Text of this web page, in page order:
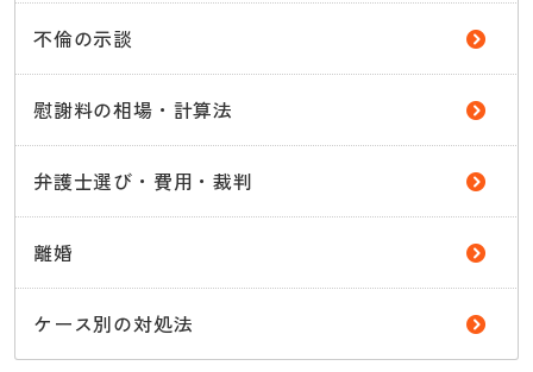
不倫の示談
慰謝料の相場・計算法
弁護士選び・費用・裁判
離婚
ケース別の対処法